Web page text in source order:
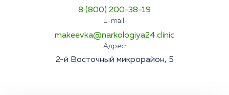
8 (800) 200-38-19
E-mail:
makeevka@narkologiya24.clinic
Адрес:
2-й Восточный микрорайон, 5